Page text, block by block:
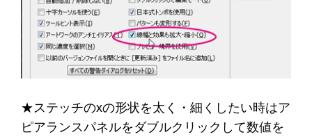
★ステッチのxの形状を太く・細くしたい時はア
ピアランスパネルをダブルクリックして数値を